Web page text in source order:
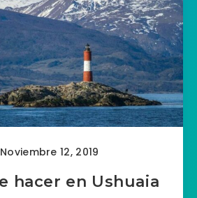
Noviembre 12, 2019
hacer en Ushuaia